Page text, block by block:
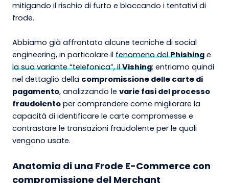
mitigando il rischio di furto e bloccando i tentativi di
frode.
Abbiamo già affrontato alcune tecniche di social
engineering, in particolare il fenomeno delPhishing e
la sua variante “telefonica”, ilVishing; entriamo quindi
nel dettaglio della compromissione delle carte di
pagamento, analizzando le varie fasi del processo
fraudolento per comprendere come migliorare la
capacità di identificare le carte compromesse e
contrastare le transazioni fraudolente per le quali
vengono usate.
Anatomia di una Frode E-Commerce con
compromissione del Merchant